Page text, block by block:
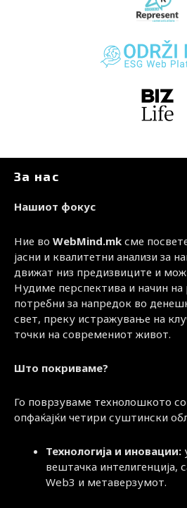
За нас
Нашиот фокус
Ние во WebMind.mk сме
јасни и квалитетни анализи за
движат низ предизвиците и
Нудиме перспектива и начин
потребни за напредок во
свет, преку истражување на
точки на современиот живот.
Што покриваме?
Го поврзуваме технолошкото
опфаќајќи четири суштински
Технологија и иновации:
вештачка интелигенција,
Web3 и метаверзумот.